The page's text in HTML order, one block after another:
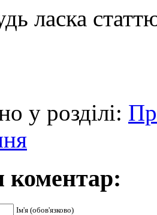
ласка
у розділі:
Ім'я (обов'язково)